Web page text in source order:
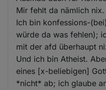
Mir fehlt da nämlich nix.
Ich bin konfessions-
würde da was fehlen);
mit der afd überhaupt
Und ich bin Atheist.
eines [x-beliebigen]
*nicht* ab; ich glaube